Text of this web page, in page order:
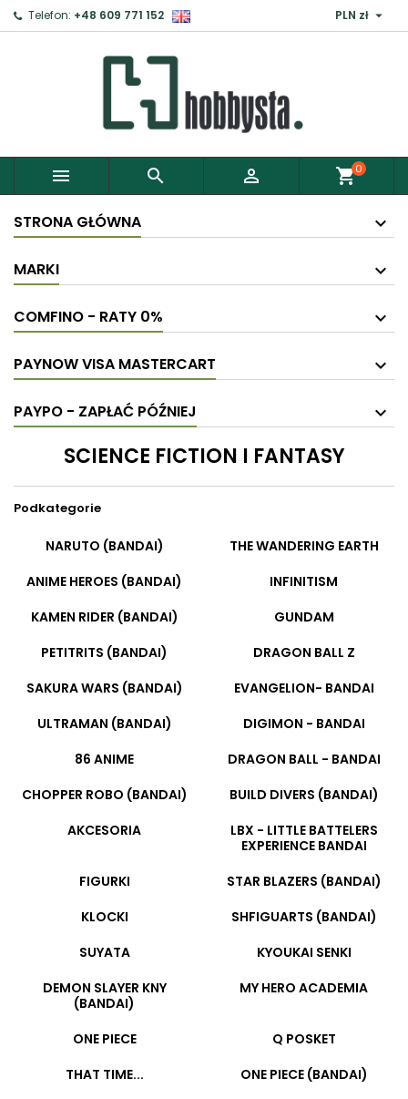
Telefon: +48 609 771 152 PLN zł 
   shopping_cart0
STRONA GŁÓWNA
MARKI
COMFINO - RATY 0%
PAYNOW VISA MASTERCART
PAYPO - ZAPŁAĆ PÓŹNIEJ
SCIENCE FICTION I FANTASY
Podkategorie
NARUTO (BANDAI)
THE WANDERING EARTH
ANIME HEROES (BANDAI)
INFINITISM
KAMEN RIDER (BANDAI)
GUNDAM
PETITRITS (BANDAI)
DRAGON BALL Z
SAKURA WARS (BANDAI)
EVANGELION- BANDAI
ULTRAMAN (BANDAI)
DIGIMON - BANDAI
86 ANIME
DRAGON BALL - BANDAI
CHOPPER ROBO (BANDAI)
BUILD DIVERS (BANDAI)
AKCESORIA
LBX - LITTLE BATTELERS
EXPERIENCE BANDAI
FIGURKI
STAR BLAZERS (BANDAI)
KLOCKI
SHFIGUARTS (BANDAI)
SUYATA
KYOUKAI SENKI
DEMON SLAYER KNY
(BANDAI)
MY HERO ACADEMIA
ONE PIECE
Q POSKET
THAT TIME...
ONE PIECE (BANDAI)
Zaloguj ×
Aby zapisać produkty do Schowka, musisz się
Anuluj Zaloguj